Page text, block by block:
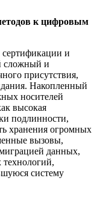
к цифровым
и
сложный и
присутствия,
Накопленный
носителей
высокая
подлинности,
хранения огромных
вызовы,
данных,
систему